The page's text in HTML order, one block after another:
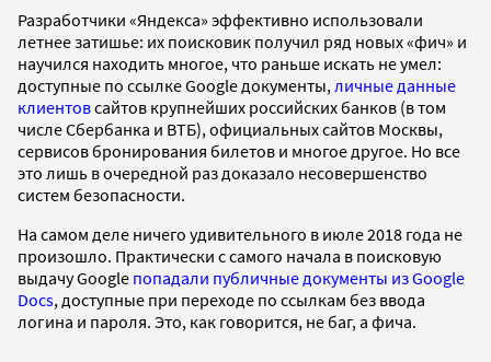
Разработчики «Яндекса» эффективно использовали
летнее затишье: их поисковик получил ряд новых «фич» и
научился находить многое, что раньше искать не умел:
доступные по ссылке Google документы, личные данные
клиентовсайтов крупнейших российских банков (в том
числе Сбербанка и ВТБ), официальных сайтов Москвы,
сервисов бронирования билетов и многое другое. Но все
это лишь в очередной раз доказало несовершенство
систем безопасности.
На самом деле ничего удивительного в июле 2018 года не
произошло. Практически с самого начала в поисковую
выдачу Google попадали публичные документы из Google
Docs, доступные при переходе по ссылкам без ввода
логина и пароля. Это, как говорится, не баг, а фича.